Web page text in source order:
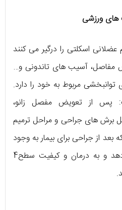
های ورزشی
اسکلتی را درگیر می کنند
آسیب های تاندونی و…
مربوط به خود را دارد.
پس از تعویض مفصل زانو،
برش های جراحی و مراحل ترمیم
از جراحی برای بیمار به وجود
آمده است را کاهش می دهد و به درمان و کیفیت سطح4